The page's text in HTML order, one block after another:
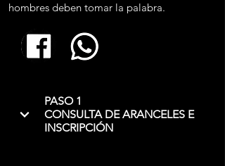
hombres deben tomar la palabra.
PASO 1
CONSULTA DE ARANCELES E
INSCRIPCIÓN